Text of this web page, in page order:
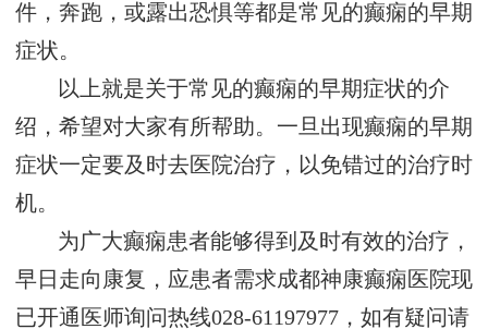
件，奔跑，或露出恐惧等都是常见的癫痫的早期
症状。
以上就是关于常见的癫痫的早期症状的介
绍，希望对大家有所帮助。一旦出现癫痫的早期
症状一定要及时去医院治疗，以免错过的治疗时
机。
为广大癫痫患者能够得到及时有效的治疗，
早日走向康复，应患者需求成都神康癫痫医院现
已开通医师询问热线028-61197977，如有疑问请